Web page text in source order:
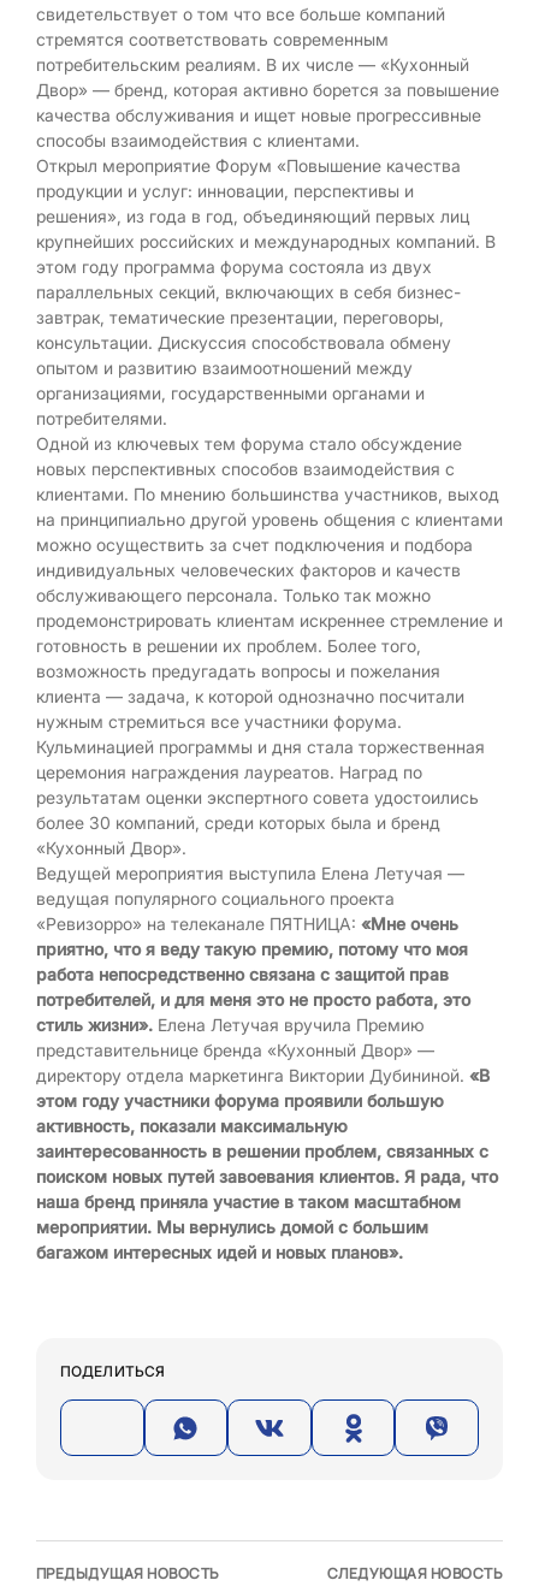
свидетельствует о том что все больше компаний
стремятся соответствовать современным
потребительским реалиям. В их числе — «Кухонный
Двор» — бренд, которая активно борется за повышение
качества обслуживания и ищет новые прогрессивные
способы взаимодействия с клиентами.
Открыл мероприятие Форум «Повышение качества
продукции и услуг: инновации, перспективы и
решения», из года в год, объединяющий первых лиц
крупнейших российских и международных компаний. В
этом году программа форума состояла из двух
параллельных секций, включающих в себя бизнес-
завтрак, тематические презентации, переговоры,
консультации. Дискуссия способствовала обмену
опытом и развитию взаимоотношений между
организациями, государственными органами и
потребителями.
Одной из ключевых тем форума стало обсуждение
новых перспективных способов взаимодействия с
клиентами. По мнению большинства участников, выход
на принципиально другой уровень общения с клиентами
можно осуществить за счет подключения и подбора
индивидуальных человеческих факторов и качеств
обслуживающего персонала. Только так можно
продемонстрировать клиентам искреннее стремление и
готовность в решении их проблем. Более того,
возможность предугадать вопросы и пожелания
клиента — задача, к которой однозначно посчитали
нужным стремиться все участники форума.
Кульминацией программы и дня стала торжественная
церемония награждения лауреатов. Наград по
результатам оценки экспертного совета удостоились
более 30 компаний, среди которых была и бренд
«Кухонный Двор».
Ведущей мероприятия выступила Елена Летучая —
ведущая популярного социального проекта
«Ревизорро» на телеканале ПЯТНИЦА: «Мне очень
приятно, что я веду такую премию, потому что моя
работа непосредственно связана с защитой прав
потребителей, и для меня это не просто работа, это
стиль жизни». Елена Летучая вручила Премию
представительнице бренда «Кухонный Двор» —
директору отдела маркетинга Виктории Дубининой. «В
этом году участники форума проявили большую
активность, показали максимальную
заинтересованность в решении проблем, связанных с
поиском новых путей завоевания клиентов. Я рада, что
наша бренд приняла участие в таком масштабном
мероприятии. Мы вернулись домой с большим
багажом интересных идей и новых планов».
ПОДЕЛИТЬСЯ
ПРЕДЫДУЩАЯ НОВОСТЬ СЛЕДУЮЩАЯ НОВОСТЬ